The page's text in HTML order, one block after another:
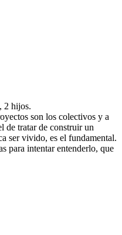
2 hijos.
son los colectivos y a
de tratar de construir un
ser vivido, es el fundamental.
para intentar entenderlo, que